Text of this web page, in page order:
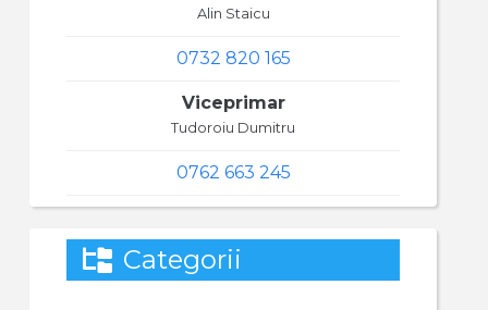
Alin Staicu
0732 820 165
Viceprimar
Tudoroiu Dumitru
0762 663 245
Categorii